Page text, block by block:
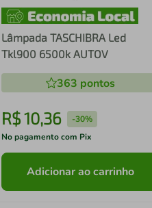
Lâmpada TASCHIBRA Led
Tkl900 6500k AUTOV
363 pontos
R$10,36 -30%
No pagamento com Pix
Adicionar ao carrinho